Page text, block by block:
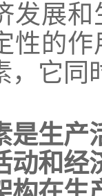
发展
性的
，它同
是生产
动和经